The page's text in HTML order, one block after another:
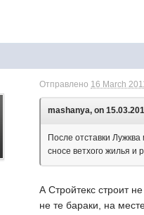
Отправлено 16 March
mashanya, on
После отставки
сносе ветхого жилья и
А Стройтекс строит
не те бараки, на